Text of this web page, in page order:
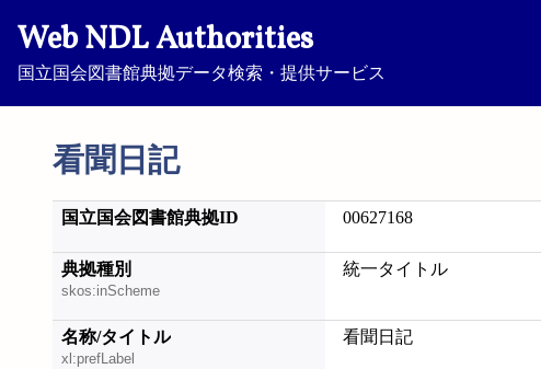
Web NDL Authorities
国立国会図書館典拠データ検索・提供サービス
看聞日記
国立国会図書館典拠ID 00627168
典拠種別
skos:inScheme
統一タイトル
名称/タイトル
xl:prefLabel
看聞日記